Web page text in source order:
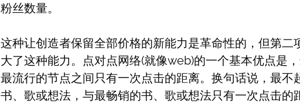
粉丝数量。
这种让创造者保留全部价格的新能力是革命性的，但第二
大了这种能力。点对点网络(就像web)的一个基本优点是
最流行的节点之间只有一次点击的距离。换句话说，最不
书、歌或想法，与最畅销的书、歌或想法只有一次点击的